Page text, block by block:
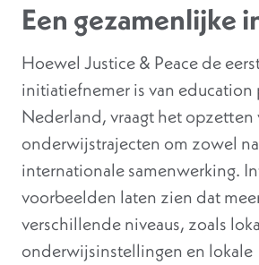
Een gezamenlijke
Hoewel Justice & Peace de
initiatiefnemer is van education
Nederland, vraagt het opzetten
onderwijstrajecten om zowel
internationale samenwerking.
voorbeelden laten zien dat
verschillende niveaus, zoals
onderwijsinstellingen en lokale